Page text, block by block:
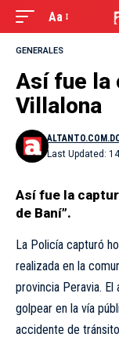
Aa
GENERALES
Así fue la
Villalona
Last Updated:
Así fue la
de Baní”.
La Policía capturó
realizada en la
provincia Peravia. El
golpear en la vía
accidente de